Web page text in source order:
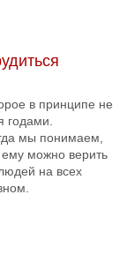
в принципе не
годами.
мы понимаем,
ему можно верить
на всех